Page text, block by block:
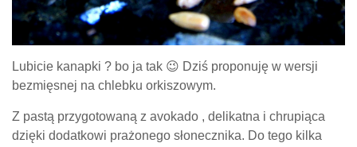
Lubicie kanapki ? bo ja tak 😉 Dziś proponuję w wersji
bezmięsnej na chlebku orkiszowym.
Z pastą przygotowaną z avokado , delikatna i chrupiąca
dzięki dodatkowi prażonego słonecznika. Do tego kilka